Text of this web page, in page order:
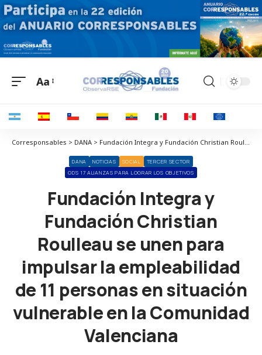
Aa
Corresponsables > DANA > Fundación Integra y Fundación Christian Roulleau se unen para impulsar la empleabilidad de 11 personas en situación vulnerable en la Comunidad Valenciana
DANA NOTICIAS SOCIAL
TERCER SECTOR
ODS 17 ALIANZAS PARA LOGRAR LOS OBJETIVOS
Fundación Integra y
Fundación Christian
Roulleau se unen para
impulsar la empleabilidad
de 11 personas en situación
vulnerable en la Comunidad
Valenciana